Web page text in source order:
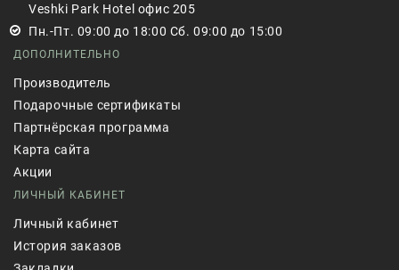
Veshki Park Hotel офис 205
Пн.-Пт. 09:00 до 18:00 Сб. 09:00 до 15:00
ДОПОЛНИТЕЛЬНО
Производитель
Подарочные сертификаты
Партнёрская программа
Карта сайта
Акции
ЛИЧНЫЙ КАБИНЕТ
Личный кабинет
История заказов